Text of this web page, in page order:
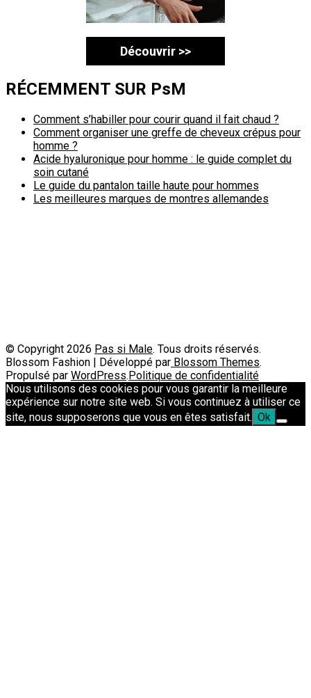
Découvrir >>
RÉCEMMENT SUR PsM
Comment s’habiller pour courir quand il fait chaud ?
Comment organiser une greffe de cheveux crépus pour
homme ?
Acide hyaluronique pour homme : le guide complet du
soin cutané
Le guide du pantalon taille haute pour hommes
Les meilleures marques de montres allemandes
© Copyright 2026 Pas si Male. Tous droits réservés.
Blossom Fashion | Développé par Blossom Themes.
Propulsé par WordPress.Politique de confidentialité
Nous utilisons des cookies pour vous garantir la meilleure
expérience sur notre site web. Si vous continuez à utiliser ce
site, nous supposerons que vous en êtes satisfait. Ok